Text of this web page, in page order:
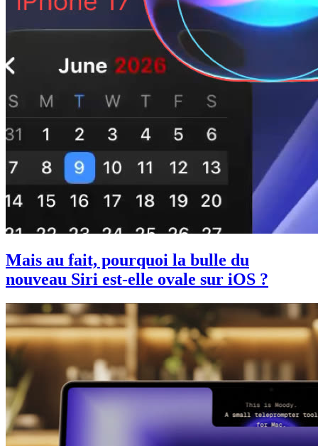
Mais au fait, pourquoi la bulle du
nouveau Siri est-elle ovale sur iOS ?